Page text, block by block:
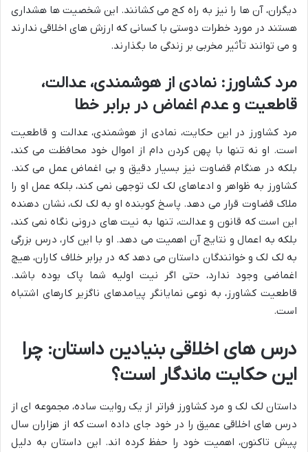
دیگران، آن ها را نیز به راه کج می کشانند. این شخصیت ها هشداری
هستند در مورد خطرات دوستی با کسانی که ارزش های اخلاقی ندارند
و می توانند تأثیر مخربی بر زندگی ما بگذارند.
مرد کشاورز: نمادی از هوشمندی، عدالت،
قاطعیت و عدم اغماض در برابر خطا
مرد کشاورز در این حکایت، نمادی از هوشمندی، عدالت و قاطعیت
است. او نه تنها با پهن کردن دام از اموال خود محافظت می کند،
بلکه در هنگام قضاوت نیز بسیار دقیق و بی اغماض عمل می کند.
کشاورز به ظواهر و ادعاهای لک لک توجهی نمی کند، بلکه عمل او را
ملاک قضاوت قرار می دهد. پاسخ کوبنده او به لک لک، نشان دهنده
این است که قانون و عدالت، تنها به نیت های درونی نگاه نمی کند،
بلکه به اعمال و نتایج آن اهمیت می دهد. او با این کار، درس بزرگی
به لک لک و خوانندگان داستان می دهد که در برابر خلاف کاران، هیچ
اغماضی وجود ندارد، حتی اگر نیت اولیه شما پاک بوده باشد.
قاطعیت کشاورز، به نوعی نمایانگر پیامدهای ناگزیر کارهای اشتباه
است.
درس های اخلاقی بنیادین داستان: چرا
این حکایت ماندگار است؟
داستان لک لک و مرد کشاورز فراتر از یک روایت ساده، مجموعه ای از
درس های اخلاقی عمیق را در خود جای داده است که از هزاران سال
پیش تاکنون، اهمیت خود را حفظ کرده اند. این داستان به دلیل